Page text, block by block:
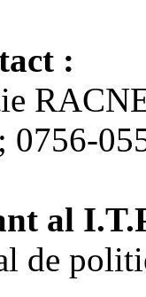
:
0756-
al
de